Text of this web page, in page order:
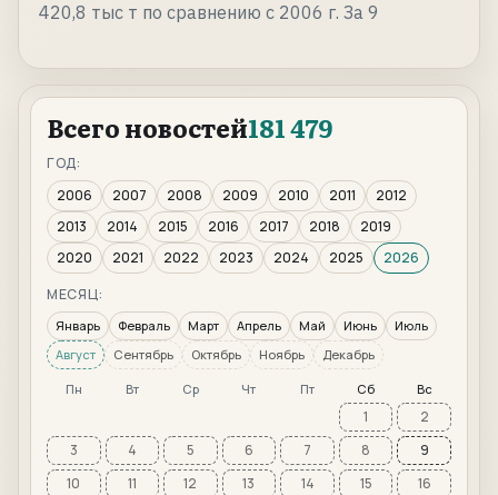
420,8 тыс т по сравнению с 2006 г. За 9
Всего новостей181 479
ГОД:
2006
2007 2008 2009 2010 2011
2012
2013
2014 2015 2016 2017 2018
2019
2020
2021 2022 2023 2024 2025
2026
МЕСЯЦ:
Январь Февраль Март Апрель Май Июнь
Июль
Август
Сентябрь Октябрь Ноябрь Декабрь
Пн Вт Ср Чт Пт Сб Вс
1
2
3
4 5 6 7 8
9
10
11 12 13 14 15
16